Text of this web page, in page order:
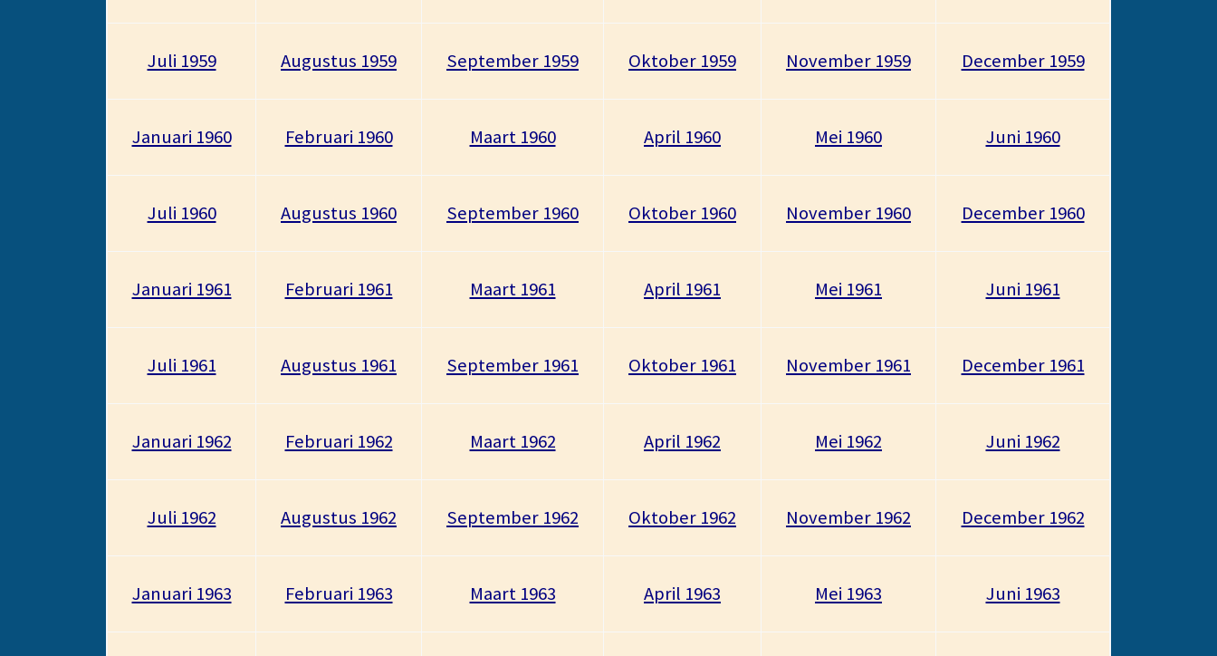
Juli 1959 Augustus 1959 September 1959 Oktober 1959 November 1959 December 1959
Januari 1960 Februari 1960 Maart 1960 April 1960 Mei 1960 Juni 1960
Juli 1960 Augustus 1960 September 1960 Oktober 1960 November 1960 December 1960
Januari 1961 Februari 1961 Maart 1961 April 1961 Mei 1961 Juni 1961
Juli 1961 Augustus 1961 September 1961 Oktober 1961 November 1961 December 1961
Januari 1962 Februari 1962 Maart 1962 April 1962 Mei 1962 Juni 1962
Juli 1962 Augustus 1962 September 1962 Oktober 1962 November 1962 December 1962
Januari 1963 Februari 1963 Maart 1963 April 1963 Mei 1963 Juni 1963